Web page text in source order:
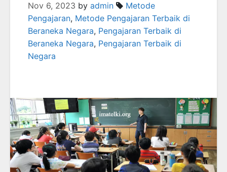
Nov 6, 2023 by admin
Metode
Pengajaran, Metode Pengajaran Terbaik di
Beraneka Negara, Pengajaran Terbaik di
Beraneka Negara, Pengajaran Terbaik di
Negara